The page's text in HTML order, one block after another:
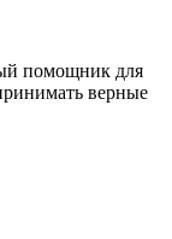
помощник для
верные